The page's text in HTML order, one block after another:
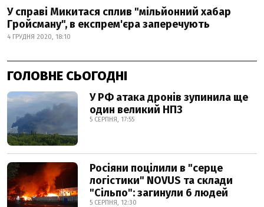
У справі Микитася сплив "мільйонний хабар
Гройсману", в експрем'єра заперечують
4 ГРУДНЯ 2020, 18:10
ГОЛОВНЕ СЬОГОДНІ
У РФ атака дронів зупинила ще
один великий НПЗ
5 СЕРПНЯ, 17:55
Росіяни поцілили в "серце
логістики" NOVUS та склади
"Сільпо": загинули 6 людей
5 СЕРПНЯ, 12:30